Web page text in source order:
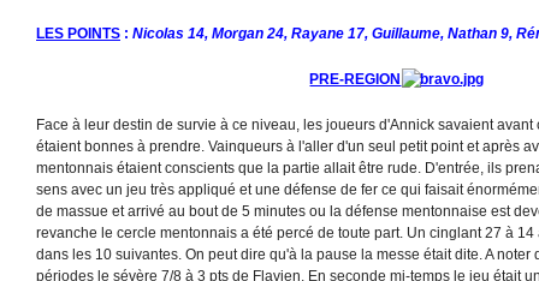
LES POINTS : Nicolas 14, Morgan 24, Rayane 17, Guillaume, Nathan 9,
PRE-REGION
Face à leur destin de survie à ce niveau, les joueurs d'Annick savaient
étaient bonnes à prendre. Vainqueurs à l'aller d'un seul petit point et après
mentonnais étaient conscients que la partie allait être rude. D'entrée, ils
sens avec un jeu très appliqué et une défense de fer ce qui faisait
de massue et arrivé au bout de 5 minutes ou la défense mentonnaise est
revanche le cercle mentonnais a été percé de toute part. Un cinglant 27 à
dans les 10 suivantes. On peut dire qu'à la pause la messe était dite. A noter
périodes le sévère 7/8 à 3 pts de Flavien. En seconde mi-temps le jeu était